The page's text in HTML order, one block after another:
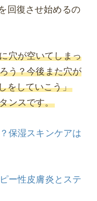
回復させ始めるの
穴が空いてしまっ
う？今後また穴が
をしていこう」
ンスです。
保湿スキンケアは
ー性皮膚炎とステ